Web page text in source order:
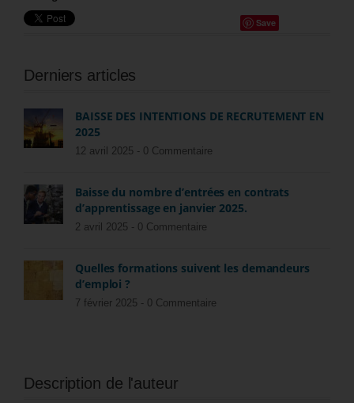
Save
Derniers articles
BAISSE DES INTENTIONS DE RECRUTEMENT EN
2025
12 avril 2025 - 0 Commentaire
Baisse du nombre d’entrées en contrats
d’apprentissage en janvier 2025.
2 avril 2025 - 0 Commentaire
Quelles formations suivent les demandeurs
d’emploi ?
7 février 2025 - 0 Commentaire
Description de l'auteur